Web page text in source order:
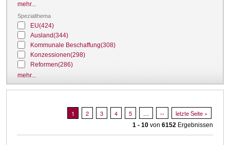
mehr...
Spezialthema
EU(424)
Ausland(344)
Kommunale Beschaffung(308)
Konzessionen(298)
Reformen(286)
mehr...
Seitennummerierung
Aktuelle Seite
1 Page
2 Page
3 Page
4 Page
5 … Nächste Seite
›› Letzte Seite
letzte Seite »
1 - 10 von 6152 Ergebnissen